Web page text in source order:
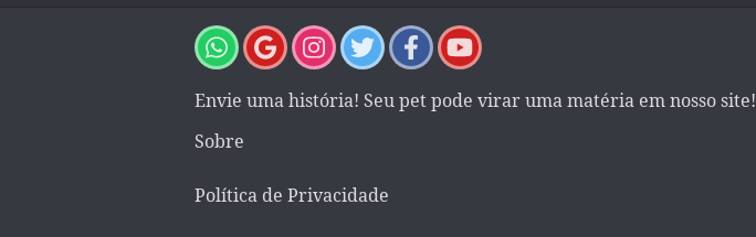
Envie uma história! Seu pet pode virar uma matéria em nosso site!
Sobre
Política de Privacidade